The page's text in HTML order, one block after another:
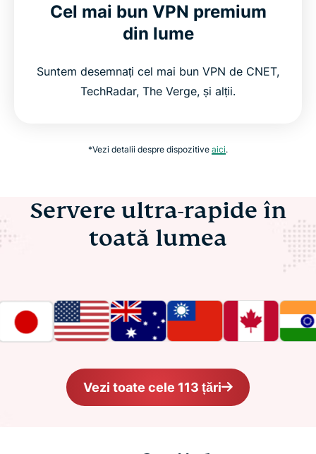
Cel mai bun VPN premium
din lume
Suntem desemnați cel mai bun VPN de CNET,
TechRadar, The Verge, și alții.
*Vezi detalii despre dispozitive aici.
Servere ultra-rapide în
toată lumea
Vezi toate cele 113 țări